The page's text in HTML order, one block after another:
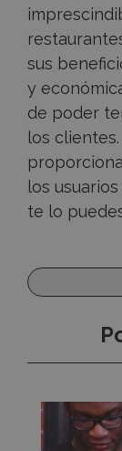
sus
y
de poder
los clientes.
los
te lo
Ventajas
de